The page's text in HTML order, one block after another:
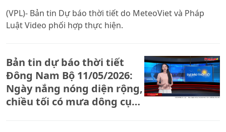
(VPL)- Bản tin Dự báo thời tiết do MeteoViet và Pháp
Luật Video phối hợp thực hiện.
Bản tin dự báo thời tiết
Đông Nam Bộ 11/05/2026:
Ngày nắng nóng diện rộng,
chiều tối có mưa dông cục